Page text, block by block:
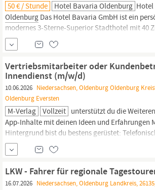
50 € / Stunde Hotel Bavaria Oldenburg
Oldenburg Das Hotel Bavaria GmbH ist ein
modernes 3-Sterne-Superior Stadthotel mit 40
unterschiedlicher Kategorien. Hervorragende
verbunden mit zeitgemäßer Ausstattung,
Aufenthalt für Privat- und Geschäftsreisende
Vertriebsmitarbeiter oder
Innendienst (m/w/d)
10.06.2026 Niedersachsen, Oldenburg Oldenburg
Oldenburg Eversten
M-Verlag Vollzeit unterstützt du die
App-Inhalte mit deinen Ideen und Erfahrungen
Hintergrund bist du bestens gerüstet:
Kunden macht dir Freude. Der Vertrieb von
Werbung liegt dir sehr. Für die Branchen
und Freizeit bringst du eine ordentliche Portion
mit....
LKW - Fahrer für regionale
16.07.2026 Niedersachsen, Oldenburg Landkreis,